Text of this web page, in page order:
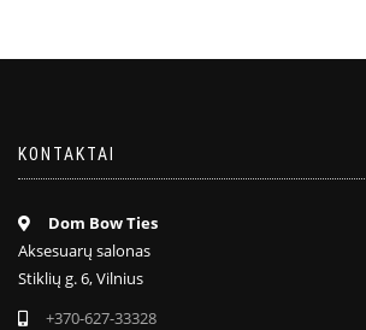
KONTAKTAI
Dom Bow Ties
Aksesuarų salonas
Stiklių g. 6, Vilnius
+370-627-33328